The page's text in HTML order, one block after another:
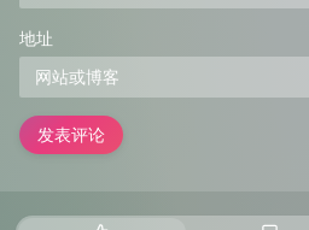
地址
发表评论